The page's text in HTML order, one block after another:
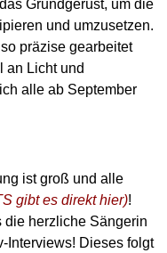
Grundgerüst, um die
und umzusetzen.
präzise gearbeitet
an Licht und
alle ab September
ist groß und alle
gibt es direkt hier)!
die herzliche Sängerin
Interviews! Dieses folgt